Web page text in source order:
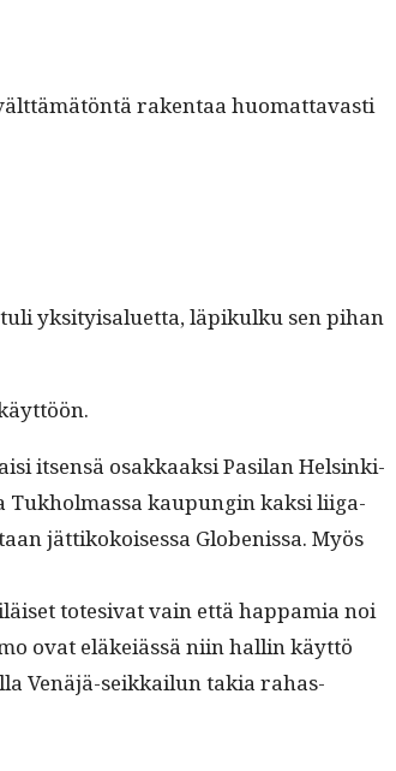
rak­en­taa huo­mat­tavasti
yksi­ty­isaluet­ta, läpikulku sen pihan
itsen­sä osakkaak­si Pasi­lan Helsin­ki-
Tukhol­mas­sa kaupun­gin kak­si liiga­
jät­tikokoises­sa Globenis­sa. Myös
tote­si­vat vain että hap­pamia noi
ovat eläkeiässä niin hallin käyt­tö
Venäjä-seikkailun takia rahas­